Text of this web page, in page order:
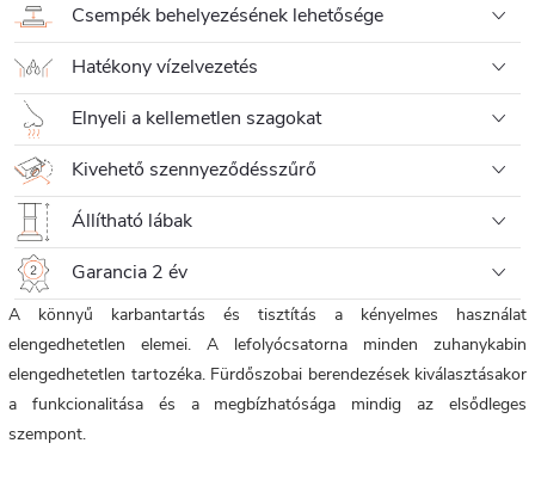
Csempék behelyezésének lehetősége
Hatékony vízelvezetés
Elnyeli a kellemetlen szagokat
Kivehető szennyeződésszűrő
Állítható lábak
Garancia 2 év
A könnyű karbantartás és tisztítás a kényelmes használat
elengedhetetlen elemei. A lefolyócsatorna minden zuhanykabin
elengedhetetlen tartozéka. Fürdőszobai berendezések kiválasztásakor
a funkcionalitása és a megbízhatósága mindig az elsődleges
szempont.